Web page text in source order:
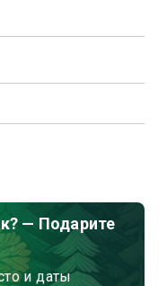
— Подарите
и даты